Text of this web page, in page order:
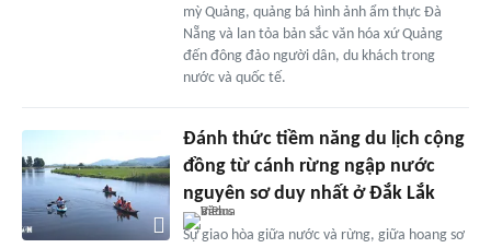
mỳ Quảng, quảng bá hình ảnh ẩm thực Đà
Nẵng và lan tỏa bản sắc văn hóa xứ Quảng
đến đông đảo người dân, du khách trong
nước và quốc tế.
Đánh thức tiềm năng du lịch cộng
đồng từ cánh rừng ngập nước
nguyên sơ duy nhất ở Đắk Lắk
Sự giao hòa giữa nước và rừng, giữa hoang sơ